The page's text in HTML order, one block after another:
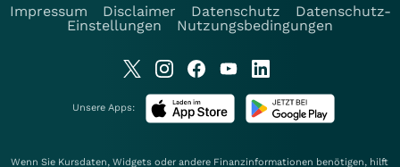
Impressum
Disclaimer Datenschutz
Datenschutz-
Einstellungen
Nutzungsbedingungen
Unsere Apps:
Wenn Sie Kursdaten, Widgets oder andere Finanzinformationen benötigen, hilft